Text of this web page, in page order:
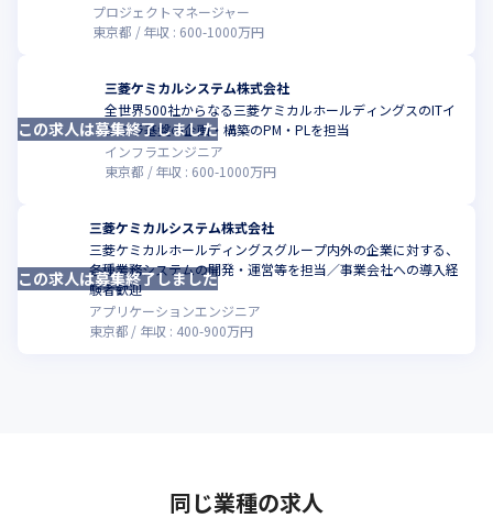
プロジェクトマネージャー
東京都
年収 : 600-1000万円
三菱ケミカルシステム株式会社
全世界500社からなる三菱ケミカルホールディングスのITイ
ンフラ基盤の企画・構築のPM・PLを担当
インフラエンジニア
東京都
年収 : 600-1000万円
この求人は募集終了しました
三菱ケミカルシステム株式会社
三菱ケミカルホールディングスグループ内外の企業に対する、
各種業務システムの開発・運営等を担当／事業会社への導入経
験者歓迎
アプリケーションエンジニア
東京都
年収 : 400-900万円
この求人は募集終了しました
同じ業種の求人